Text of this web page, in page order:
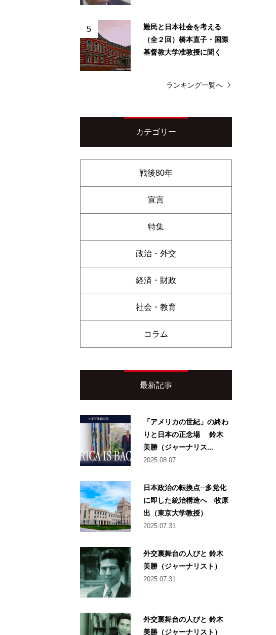
5
難民と日本社会を考える
（全２回）橋本直子・国際
基督教大学准教授に聞く
ランキング一覧へ
カテゴリー
戦後80年
宣言
特集
政治・外交
経済・財政
社会・教育
コラム
最新記事
「アメリカの世紀」の終わ
りと日本の正念場 鈴木
美勝（ジャーナリス...
2025.08.07
日本政治の転換点─多党化
に即した統治構造へ 牧原
出（東京大学教授）
2025.07.31
外交裏舞台の人びと 鈴木
美勝（ジャーナリスト）
2025.07.31
外交裏舞台の人びと 鈴木
美勝（ジャーナリスト）